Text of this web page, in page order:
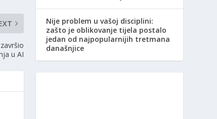
u AI
Nije problem u vašoj disciplini:
zašto je oblikovanje tijela postalo
jedan od najpopularnijih tretmana
današnjice